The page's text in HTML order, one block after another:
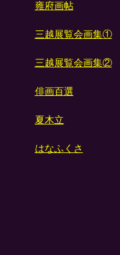
雍府画帖
三越展覧会画集①
三越展覧会画集②
俳画百選
夏木立
はなふくさ